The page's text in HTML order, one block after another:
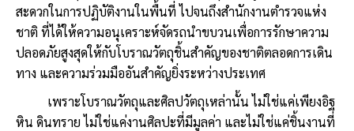
สะดวกในการปฏิบัติงานในพื้นที่ ไปจนถึงสำนักงานตำรวจแห่ง
ชาติ ที่ได้ให้ความอนุเคราะห์จัดรถนำขบวนเพื่อการรักษาความ
ปลอดภัยสูงสุดให้กับโบราณวัตถุชิ้นสำคัญของชาติตลอดการเดิน
ทาง และความร่วมมืออันสำคัญยิ่งระหว่างประเทศ
เพราะโบราณวัตถุและศิลปวัตถุเหล่านั้น ไม่ใช่แค่เพียงอิฐ
หิน ดินทราย ไม่ใช่แค่งานศิลปะที่มีมูลค่า และไม่ใช่แค่ชิ้นงานที่